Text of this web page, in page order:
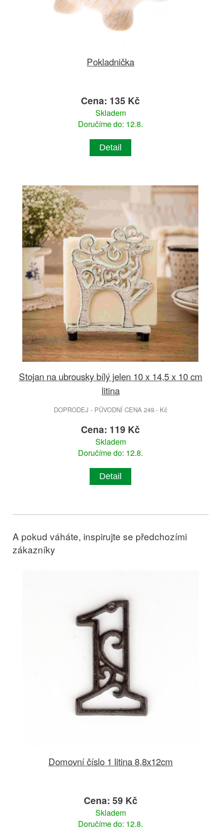
Pokladnička
Cena: 135 Kč
Skladem
Doručíme do: 12.8.
Detail
Stojan na ubrousky bílý jelen 10 x 14,5 x 10 cm
litina
DOPRODEJ - PŮVODNÍ CENA 249.- Kč
Cena: 119 Kč
Skladem
Doručíme do: 12.8.
Detail
A pokud váháte, inspirujte se předchozími
zákazníky
Domovní číslo 1 litina 8,8x12cm
Cena: 59 Kč
Skladem
Doručíme do: 12.8.